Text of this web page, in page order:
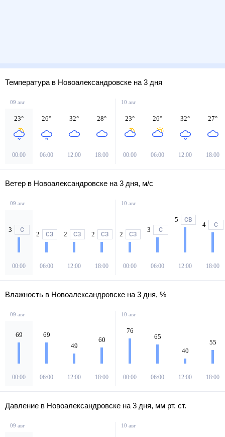
Температура в Новоалександровске на 3 дня
09 авг
23°
00:00
26°
06:00
32°
12:00
28°
18:00
10 авг
23°
00:00
26°
06:00
32°
12:00
27°
18:00
Ветер в Новоалександровске на 3 дня, м/с
09 авг
3 С
00:00
2 СЗ
06:00
2 СЗ
12:00
2 СЗ
18:00
10 авг
2 СЗ
00:00
3 С
06:00
5 СВ
12:00
4 С
18:00
Влажность в Новоалександровске на 3 дня, %
09 авг
69
00:00
69
06:00
49
12:00
60
18:00
10 авг
76
00:00
65
06:00
40
12:00
55
18:00
Давление в Новоалександровске на 3 дня, мм рт. ст.
09 авг 10 авг